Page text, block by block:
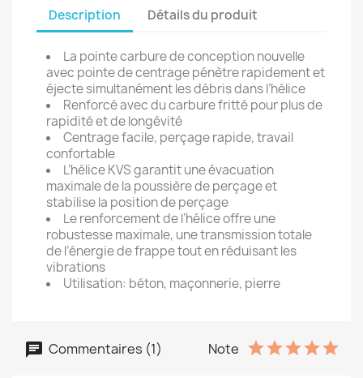
Description Détails du produit
La pointe carbure de conception nouvelle
avec pointe de centrage pénètre rapidement et
éjecte simultanément les débris dans l’hélice
Renforcé avec du carbure fritté pour plus de
rapidité et de longévité
Centrage facile, perçage rapide, travail
confortable
L’hélice KVS garantit une évacuation
maximale de la poussière de perçage et
stabilise la position de perçage
Le renforcement de l’hélice offre une
robustesse maximale, une transmission totale
de l’énergie de frappe tout en réduisant les
vibrations
Utilisation: béton, maçonnerie, pierre
Commentaires (1) Note